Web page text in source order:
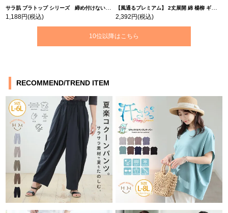
サラ肌 ブラトップ シリーズ 締め付けない リブ タンクトップ | 大きいサイズの通販ならハッピーマリリン
1,188円(税込)
【風通るプレミアム】 2丈展開 綿 楊柳 ギャザー フレア スカンツ 【ウェストゴム】 | 大きいサイズの通販ならハッピーマリリン
2,392円(税込)
10位以降はこちら
RECOMMEND/TREND ITEM